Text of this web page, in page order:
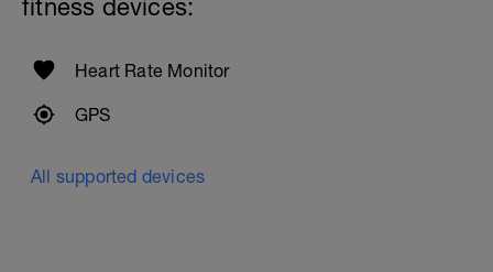
fitness devices:
Heart Rate Monitor
GPS
All supported devices